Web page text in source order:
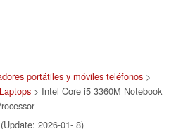
portátiles y móviles teléfonos >
> Intel Core i5 3360M Notebook
2026-01- 8)